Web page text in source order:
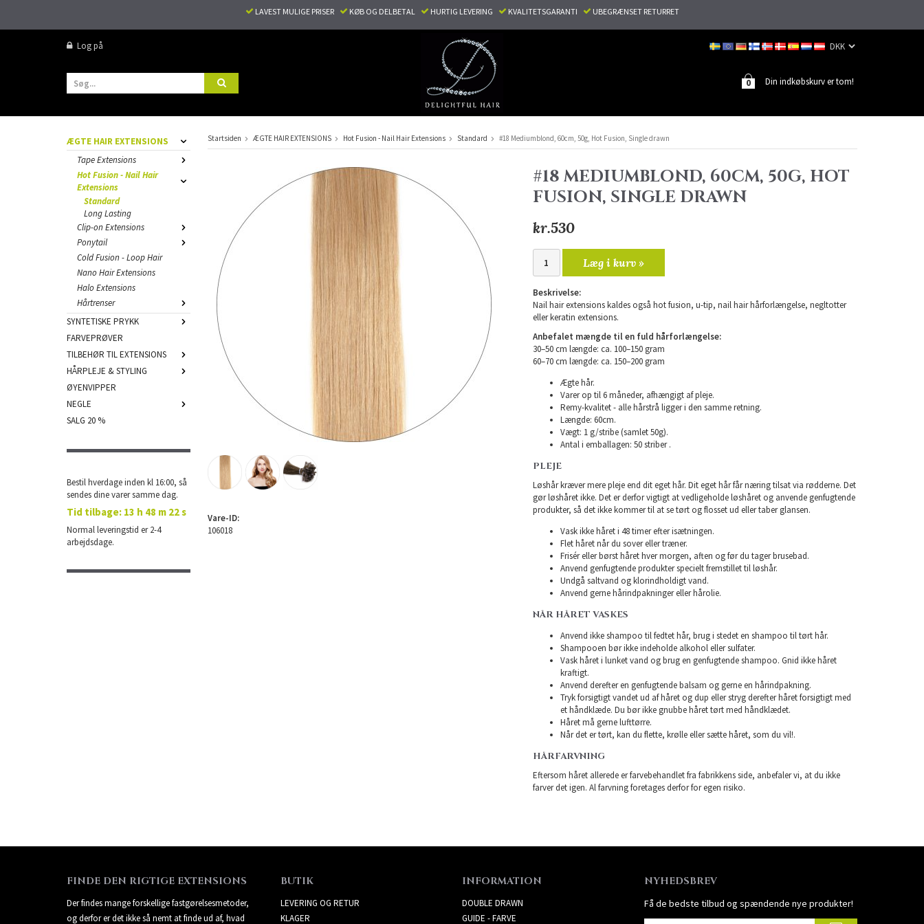
LAVEST MULIGE PRISER KØB OG DELBETAL HURTIG LEVERING KVALITETSGARANTI UBEGRÆNSET RETURRET
Log på
Din indkøbskurv er tom!
0
ÆGTE HAIR EXTENSIONS
Tape Extensions
Hot Fusion - Nail Hair
Extensions
Standard
Long Lasting
Clip-on Extensions
Ponytail
Cold Fusion - Loop Hair
Nano Hair Extensions
Halo Extensions
Hårtrenser
SYNTETISKE PRYKK
FARVEPRØVER
TILBEHØR TIL EXTENSIONS
HÅRPLEJE & STYLING
ØYENVIPPER
NEGLE
SALG 20 %
Bestil hverdage inden kl 16:00, så
sendes dine varer samme dag.
Tid tilbage: 13 h 48 m 21 s
Normal leveringstid er 2-4
arbejdsdage.
Startsiden ÆGTE HAIR EXTENSIONS Hot Fusion - Nail Hair Extensions Standard #18 Mediumblond, 60cm, 50g, Hot Fusion, Single drawn
#18 MEDIUMBLOND, 60CM, 50G, HOT
FUSION, SINGLE DRAWN
kr.530
Læg i kurv »
Beskrivelse:
Nail hair extensions kaldes også hot fusion, u-tip, nail hair hårforlængelse, negltotter
eller keratin extensions.
Anbefalet mængde til en fuld hårforlængelse:
30–50 cm længde: ca. 100–150 gram
60–70 cm længde: ca. 150–200 gram
Ægte hår.
Varer op til 6 måneder, afhængigt af pleje.
Remy-kvalitet - alle hårstrå ligger i den samme retning.
Længde: 60cm.
Vægt: 1 g/stribe (samlet 50g).
Antal i emballagen: 50 striber .
PLEJE
Løshår kræver mere pleje end dit eget hår. Dit eget hår får næring tilsat via rødderne. Det
gør løshåret ikke. Det er derfor vigtigt at vedligeholde løshåret og anvende genfugtende
produkter, så det ikke kommer til at se tørt og flosset ud eller taber glansen.
Vask ikke håret i 48 timer efter isætningen.
Flet håret når du sover eller træner.
Frisér eller børst håret hver morgen, aften og før du tager brusebad.
Anvend genfugtende produkter specielt fremstillet til løshår.
Undgå saltvand og klorindholdigt vand.
Anvend gerne hårindpakninger eller hårolie.
NÅR HÅRET VASKES
Anvend ikke shampoo til fedtet hår, brug i stedet en shampoo til tørt hår.
Shampooen bør ikke indeholde alkohol eller sulfater.
Vask håret i lunket vand og brug en genfugtende shampoo. Gnid ikke håret
kraftigt.
Anvend derefter en genfugtende balsam og gerne en hårindpakning.
Tryk forsigtigt vandet ud af håret og dup eller stryg derefter håret forsigtigt med
et håndklæde. Du bør ikke gnubbe håret tørt med håndklædet.
Håret må gerne lufttørre.
Når det er tørt, kan du flette, krølle eller sætte håret, som du vil!.
HÅRFARVNING
Eftersom håret allerede er farvebehandlet fra fabrikkens side, anbefaler vi, at du ikke
farver det igen. Al farvning foretages derfor for egen risiko.
Vare-ID:
106018
FINDE DEN RIGTIGE EXTENSIONS
Der findes mange forskellige fastgørelsesmetoder,
og derfor er det ikke så nemt at finde ud af, hvad
BUTIK
LEVERING OG RETUR
KLAGER
INFORMATION
DOUBLE DRAWN
GUIDE - FARVE
NYHEDSBREV
Få de bedste tilbud og spændende nye produkter!